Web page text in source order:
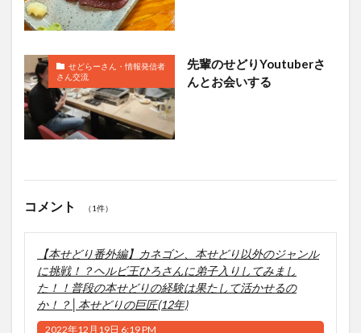
せどらーさん・情報発信者
さん交流
先輩のせどりYoutuberさ
んとお会いする
コメント （1件）
【本せどり番外編】カネゴン、本せどり以外のジャンル
に挑戦！？ヘルビ王ひろさんに弟子入りしてみまし
た！！普段の本せどりの経験は果たして活かせるの
か！？│本せどりの巨匠(12年)
2022年12月19日 6:19 PM